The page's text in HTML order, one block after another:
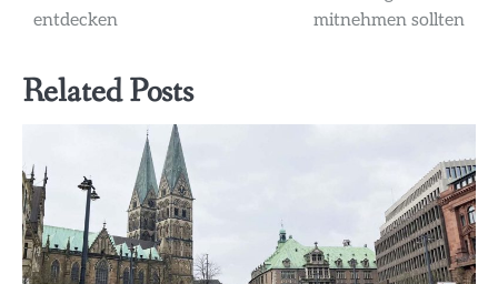
entdecken
mitnehmen sollten
Related Posts